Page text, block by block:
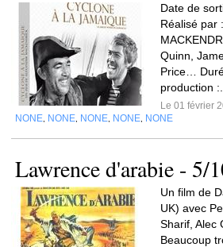
Date de
Réalisé par
Quinn,
Price…
production
Le 01 février
NONE NONE NONE NONE NONE
Lawrence d'arabie - 5/
Un film de
UK) avec
Sharif, Alec
Beaucoup